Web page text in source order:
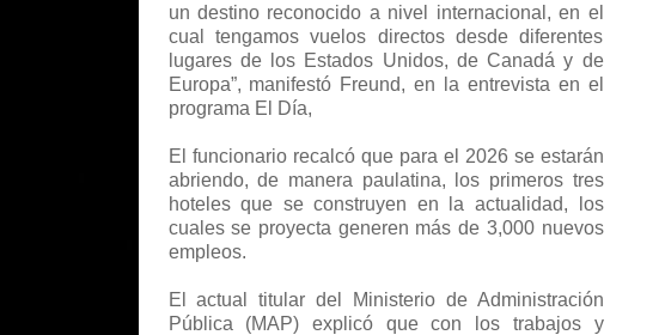
un destino reconocido a nivel internacional, en el
cual tengamos vuelos directos desde diferentes
lugares de los Estados Unidos, de Canadá y de
Europa”, manifestó Freund, en la entrevista en el
programa El Día,
El funcionario recalcó que para el 2026 se estarán
abriendo, de manera paulatina, los primeros tres
hoteles que se construyen en la actualidad, los
cuales se proyecta generen más de 3,000 nuevos
empleos.
El actual titular del Ministerio de Administración
Pública (MAP) explicó que con los trabajos y